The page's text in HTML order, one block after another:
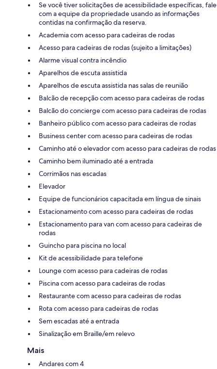
Se você tiver solicitações de acessibilidade específicas, fale
com a equipe da propriedade usando as informações
contidas na confirmação da reserva.
Academia com acesso para cadeiras de rodas
Acesso para cadeiras de rodas (sujeito a limitações)
Alarme visual contra incêndio
Aparelhos de escuta assistida
Aparelhos de escuta assistida nas salas de reunião
Balcão de recepção com acesso para cadeiras de rodas
Balcão do concierge com acesso para cadeiras de rodas
Banheiro público com acesso para cadeiras de rodas
Business center com acesso para cadeiras de rodas
Caminho até o elevador com acesso para cadeiras de rodas
Caminho bem iluminado até a entrada
Corrimãos nas escadas
Elevador
Equipe de funcionários capacitada em língua de sinais
Estacionamento com acesso para cadeiras de rodas
Estacionamento para van com acesso para cadeiras de
rodas
Guincho para piscina no local
Kit de acessibilidade para telefone
Lounge com acesso para cadeiras de rodas
Piscina com acesso para cadeiras de rodas
Restaurante com acesso para cadeiras de rodas
Rota com acesso para cadeiras de rodas
Sem escadas até a entrada
Sinalização em Braille/em relevo
Mais
Andares com 4